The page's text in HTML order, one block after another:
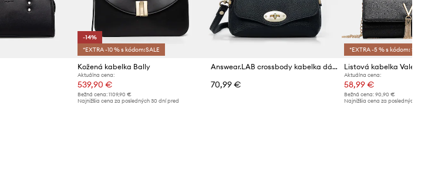
-14%
*EXTRA -10 % s kódom:SALE
Kožená kabelka Bally
Aktuálna cena:
539,90 €
Bežná cena: 1109,90 €
Najnižšia cena za posledných 30 dní pred
Answear.LAB crossbody kabelka dámska kožená
70,99 €
*EXTRA -5 % s kódom: SALE
Listová kabelka Valentino
Aktuálna cena:
58,99 €
Bežná cena: 90,90 €
Najnižšia cena za posledných 30 dní